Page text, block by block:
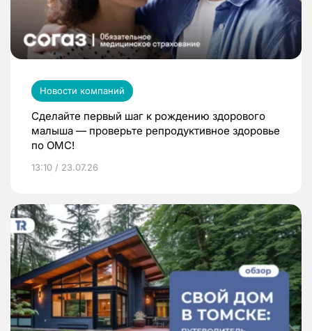
Новости компаний
Сделайте первый шаг к рождению здорового
малыша — проверьте репродуктивное здоровье
по ОМС!
13:10 / 23.07.26